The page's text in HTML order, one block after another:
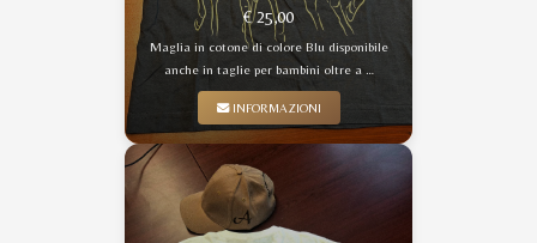
€ 25,00
Maglia in cotone di colore Blu disponibile
anche in taglie per bambini oltre a …
INFORMAZIONI